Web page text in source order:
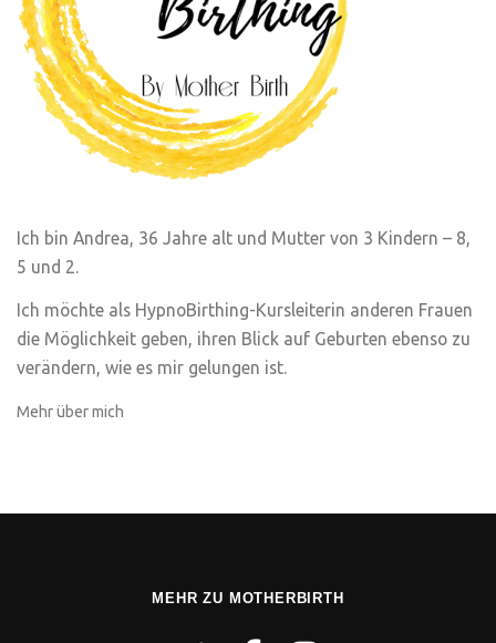
Ich bin Andrea, 36 Jahre alt und Mutter von 3 Kindern – 8,
5 und 2.
Ich möchte als HypnoBirthing-Kursleiterin anderen Frauen
die Möglichkeit geben, ihren Blick auf Geburten ebenso zu
verändern, wie es mir gelungen ist.
Mehr über mich
MEHR ZU MOTHERBIRTH